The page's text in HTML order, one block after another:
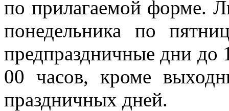
по прилагаемой форме.
понедельника по
предпраздничные дни до
00 часов, кроме
праздничных дней.